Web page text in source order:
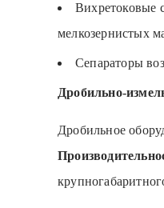
Вихретоковые
мелкозернистых
Сепараторы
Дробильно-
Дробильное